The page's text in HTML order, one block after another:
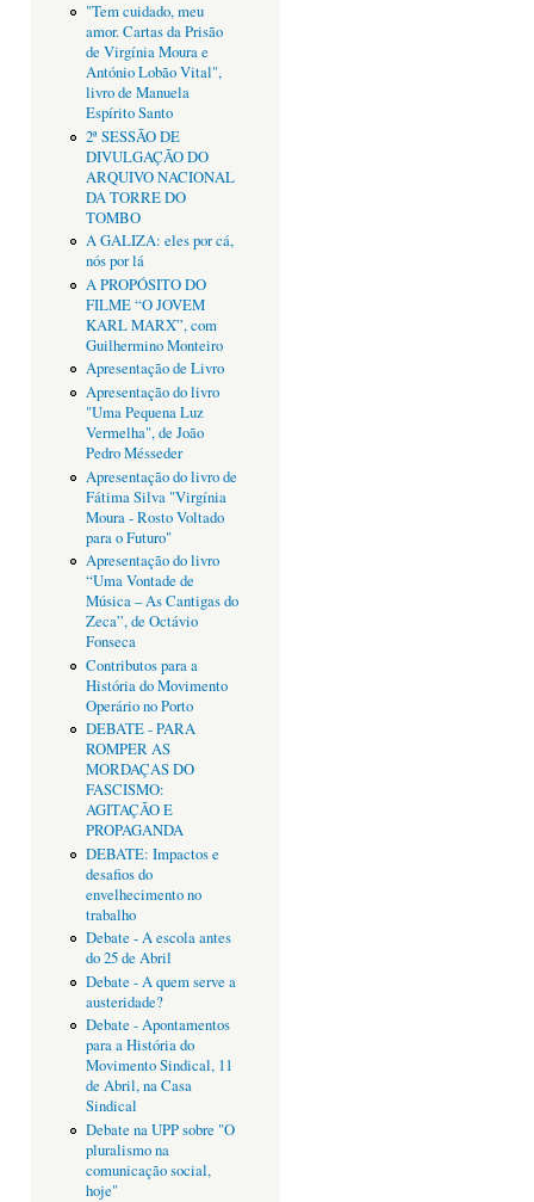
"Tem cuidado, meu
amor. Cartas da Prisão
de Virgínia Moura e
António Lobão Vital",
livro de Manuela
Espírito Santo
2ª SESSÃO DE
DIVULGAÇÃO DO
ARQUIVO NACIONAL
DA TORRE DO
TOMBO
A GALIZA: eles por cá,
nós por lá
A PROPÓSITO DO
FILME “O JOVEM
KARL MARX”, com
Guilhermino Monteiro
Apresentação de Livro
Apresentação do livro
"Uma Pequena Luz
Vermelha", de João
Pedro Mésseder
Apresentação do livro de
Fátima Silva "Virgínia
Moura - Rosto Voltado
para o Futuro"
Apresentação do livro
“Uma Vontade de
Música – As Cantigas do
Zeca”, de Octávio
Fonseca
Contributos para a
História do Movimento
Operário no Porto
DEBATE - PARA
ROMPER AS
MORDAÇAS DO
FASCISMO:
AGITAÇÃO E
PROPAGANDA
DEBATE: Impactos e
desafios do
envelhecimento no
trabalho
Debate - A escola antes
do 25 de Abril
Debate - A quem serve a
austeridade?
Debate - Apontamentos
para a História do
Movimento Sindical, 11
de Abril, na Casa
Sindical
Debate na UPP sobre "O
pluralismo na
comunicação social,
hoje"